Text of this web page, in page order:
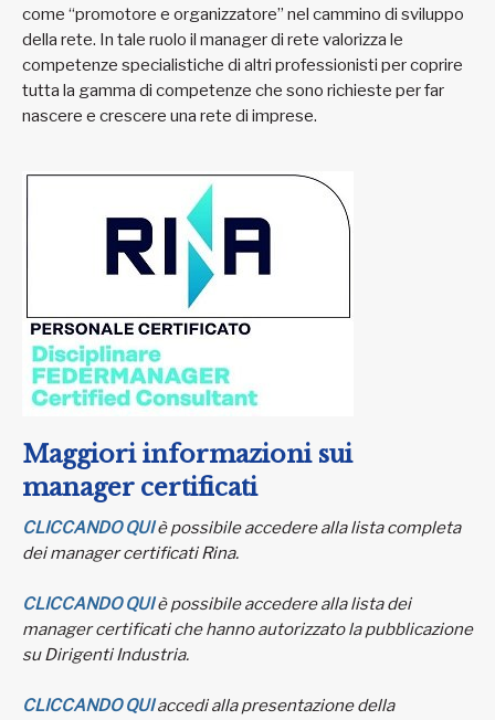
come “promotore e organizzatore” nel cammino di sviluppo
della rete. In tale ruolo il manager di rete valorizza le
competenze specialistiche di altri professionisti per coprire
tutta la gamma di competenze che sono richieste per far
nascere e crescere una rete di imprese.
Maggiori informazioni sui
manager certificati
CLICCANDO QUI è possibile accedere alla lista completa
dei manager certificati Rina.
CLICCANDO QUIè possibile accedere alla lista dei
manager certificati che hanno autorizzato la pubblicazione
su Dirigenti Industria.
CLICCANDO QUIaccedi alla presentazione della